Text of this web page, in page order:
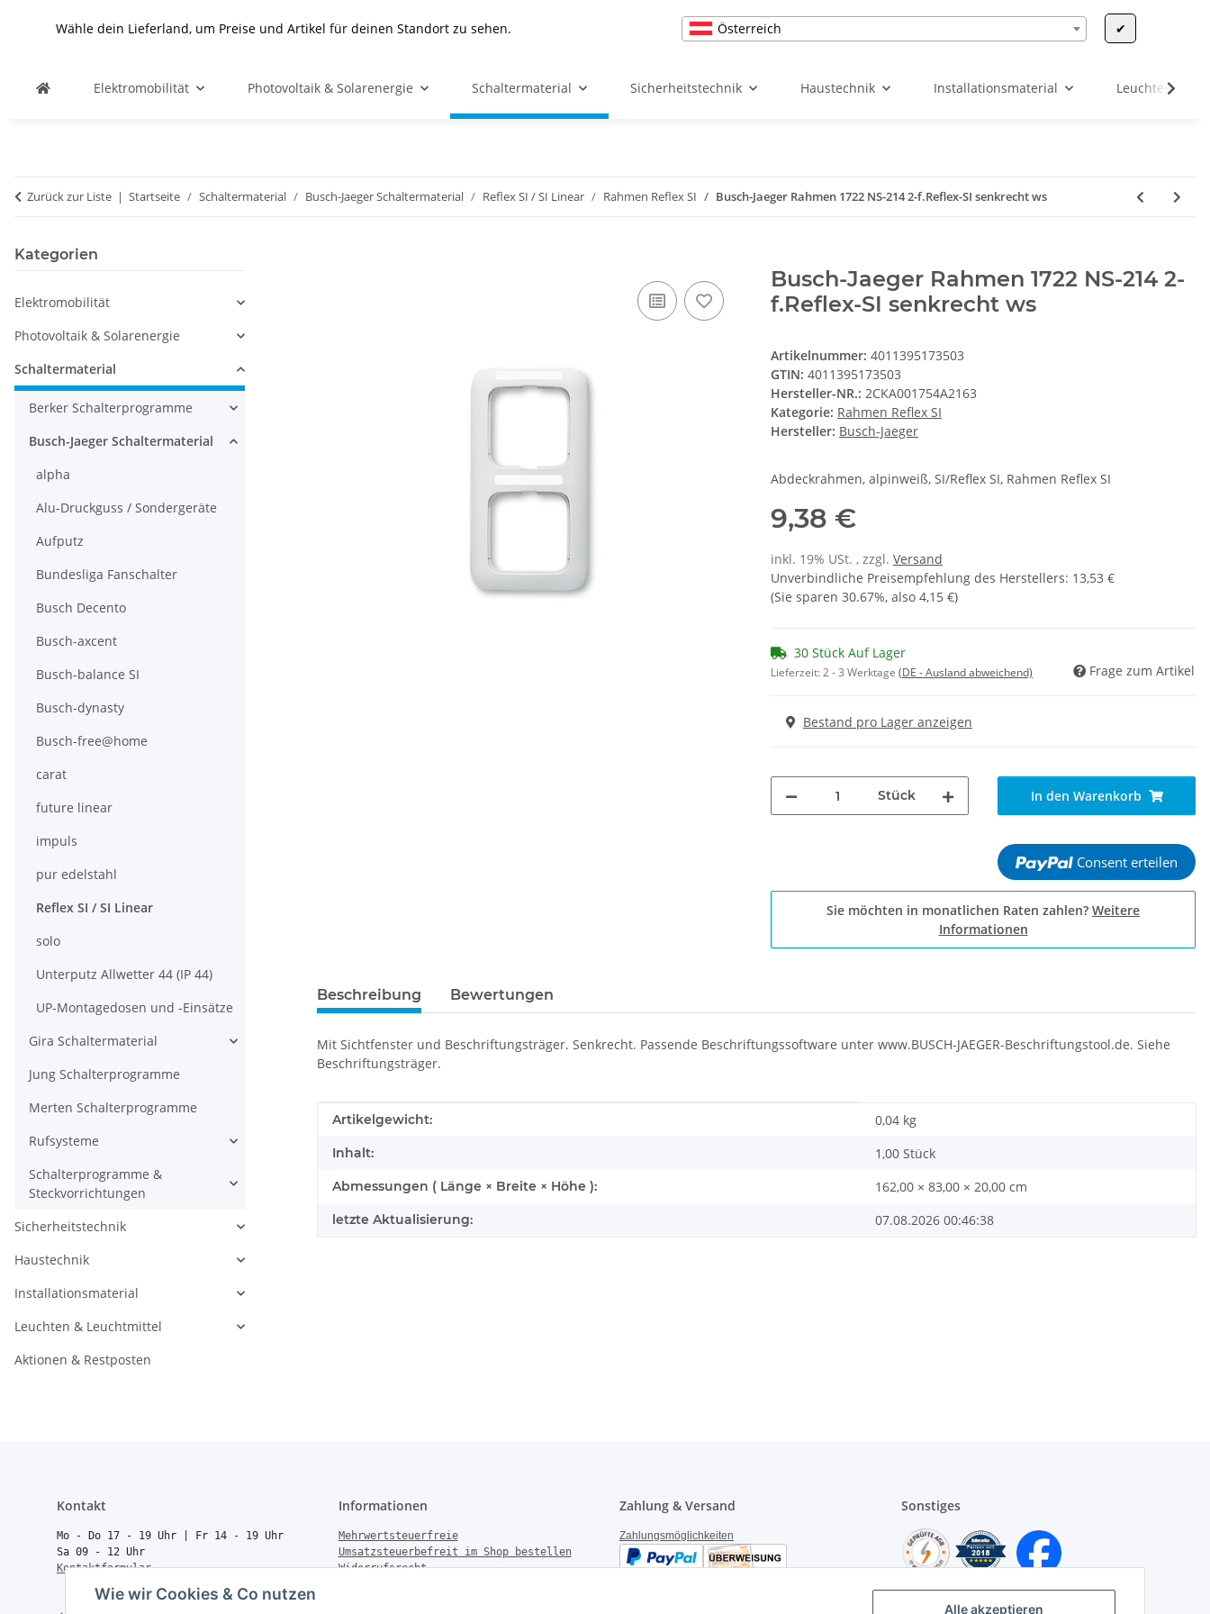
Alle akzeptieren
Wie wir Cookies & Co nutzen
Wähle dein Lieferland, um Preise und Artikel für deinen Standort zu sehen. Österreich ✔
Elektromobilität Photovoltaik & Solarenergie Schaltermaterial Sicherheitstechnik Haustechnik Installationsmaterial Leuchten &
Zurück zur Liste Startseite Schaltermaterial Busch-Jaeger Schaltermaterial Reflex SI / SI Linear Rahmen Reflex SI Busch-Jaeger Rahmen 1722 NS-214 2-f.Reflex-SI senkrecht ws
Busch-Jaeger Rahmen 1722 NS-214 2-
f.Reflex-SI senkrecht ws
Artikelnummer: 4011395173503
GTIN: 4011395173503
Hersteller-NR.: 2CKA001754A2163
Kategorie: Rahmen Reflex SI
Hersteller: Busch-Jaeger
Abdeckrahmen, alpinweiß, SI/Reflex SI, Rahmen Reflex SI
9,38 €
inkl. 19% USt. , zzgl. Versand
Unverbindliche Preisempfehlung des Herstellers: 13,53 €
(Sie sparen 30.67%, also 4,15 €)
30 Stück Auf Lager
Lieferzeit:2 - 3 Werktage (DE - Ausland abweichend) Frage zum Artikel
Bestand pro Lager anzeigen
Stück In den Warenkorb
Consent erteilen
Sie möchten in monatlichen Raten zahlen? Weitere
Informationen
Beschreibung Bewertungen
Mit Sichtfenster und Beschriftungsträger. Senkrecht. Passende Beschriftungssoftware unter www.BUSCH-JAEGER-Beschriftungstool.de. Siehe
Beschriftungsträger.
Produkteigenschaft
Wert
Artikelgewicht: 0,04 kg
Inhalt: 1,00 Stück
Abmessungen ( Länge × Breite × Höhe ): 162,00 × 83,00 × 20,00 cm
letzte Aktualisierung: 07.08.2026 00:46:38
Kategorien
Elektromobilität
Photovoltaik & Solarenergie
Schaltermaterial
Berker Schalterprogramme
Busch-Jaeger Schaltermaterial
alpha
Alu-Druckguss / Sondergeräte
Aufputz
Bundesliga Fanschalter
Busch Decento
Busch-axcent
Busch-balance SI
Busch-dynasty
Busch-free@home
carat
future linear
impuls
pur edelstahl
Reflex SI / SI Linear
solo
Unterputz Allwetter 44 (IP 44)
UP-Montagedosen und -Einsätze
Gira Schaltermaterial
Jung Schalterprogramme
Merten Schalterprogramme
Rufsysteme
Schalterprogramme &
Steckvorrichtungen
Sicherheitstechnik
Haustechnik
Installationsmaterial
Leuchten & Leuchtmittel
Aktionen & Restposten
Kontakt
Mo - Do 17 - 19 Uhr | Fr 14 - 19 Uhr
Sa 09 - 12 Uhr
Kontaktformular
Informationen
Mehrwertsteuerfreie
Umsatzsteuerbefreit im Shop bestellen
Widerrufsrecht
Zahlung & Versand
Zahlungsmöglichkeiten
Sonstiges